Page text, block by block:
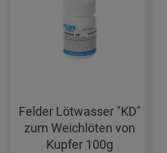
Felder Lötwasser "KD"
zum Weichlöten von
Kupfer 100g